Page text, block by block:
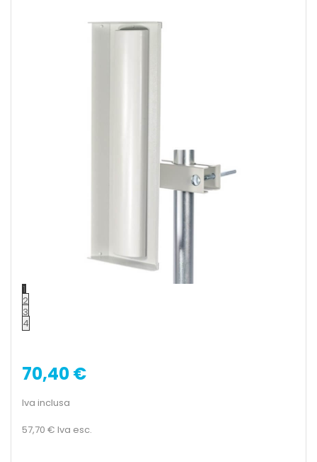
1
2
3
4
70,40 €
Iva inclusa
57,70 € Iva esc.